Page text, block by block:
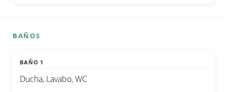
BAÑOS
BAÑO 1
Ducha, Lavabo, WC